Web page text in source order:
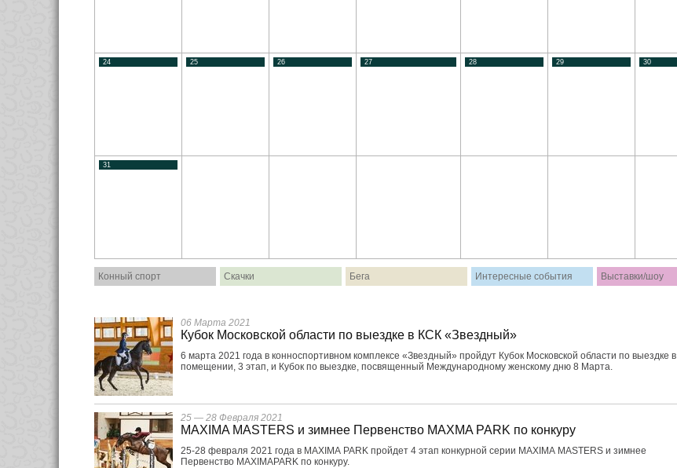
24 25 26 27 28 29 30
31
Конный спорт Скачки Бега Интересные события Выставки/шоу
06 Марта 2021
Кубок Московской области по выездке в КСК «Звездный»
6 марта 2021 года в конноспортивном комплексе «Звездный» пройдут Кубок Московской области по выездке в
помещении, 3 этап, и Кубок по выездке, посвященный Международному женскому дню 8 Марта.
25 — 28 Февраля 2021
MAXIMA MASTERS и зимнее Первенство MAXMA PARK по конкуру
25-28 февраля 2021 года в MAXIMA PARK пройдет 4 этап конкурной серии MAXIMA MASTERS и зимнее
Первенство MAXIMAPARK по конкуру.